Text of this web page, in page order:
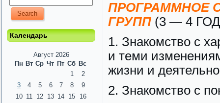
Календарь
Август 2026
Пн Вт Ср Чт Пт Сб Вс
1
2
3
4 5 6 7 8
9
10 11 12 13 14 15
16
ПРОГРАММНОЕ
ГРУПП (3 — 4
1. Знакомство с
и теми
жизни и
2. Знакомство с